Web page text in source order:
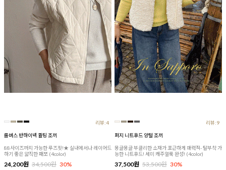
리뷰:4
롬버스 반하이넥 퀼팅 조끼
88사이즈까지 가능한 루즈핏!★ 실내에서나 레이어드
하기 좋은 얇직한 패쪼 (4color)
24,200원 34,500원 30%
리뷰:9
퍼지 니트후드 양털 조끼
몽글몽글 부클리한 소재가 포근하게 매력적- 탈부착 가
능한 니트후드! 세미 캐주얼룩 완성! (4color)
37,500원 53,500원 30%